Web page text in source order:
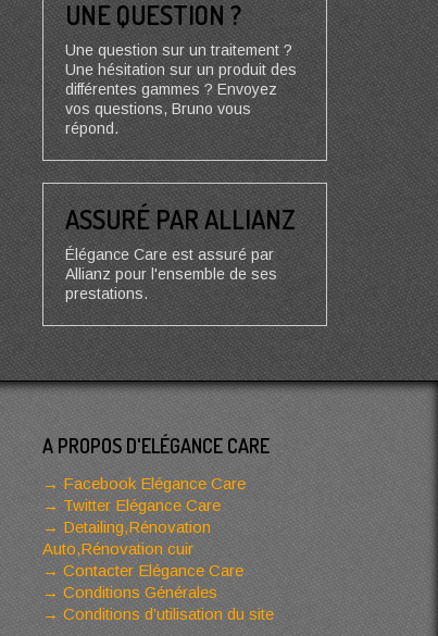
UNE QUESTION ?
Une question sur un traitement ?
Une hésitation sur un produit des
différentes gammes ? Envoyez
vos questions, Bruno vous
répond.
ASSURÉ PAR ALLIANZ
Élégance Care est assuré par
Allianz pour l'ensemble de ses
prestations.
A PROPOS D'ELÉGANCE CARE
Facebook Elégance Care
Twitter Elégance Care
Detailing,Rénovation
Auto,Rénovation cuir
Contacter Elégance Care
Conditions Générales
Conditions d’utilisation du site